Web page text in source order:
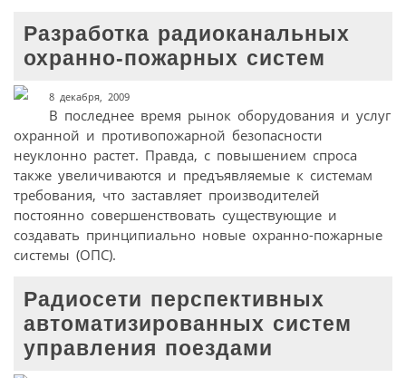
Разработка радиоканальных
охранно-пожарных систем
8 декабря, 2009
В последнее время рынок оборудования и услуг
охранной и противопожарной безопасности
неуклонно растет. Правда, с повышением спроса
также увеличиваются и предъявляемые к системам
требования, что заставляет производителей
постоянно совершенствовать существующие и
создавать принципиально новые охранно-пожарные
системы (ОПС).
Радиосети перспективных
автоматизированных систем
управления поездами